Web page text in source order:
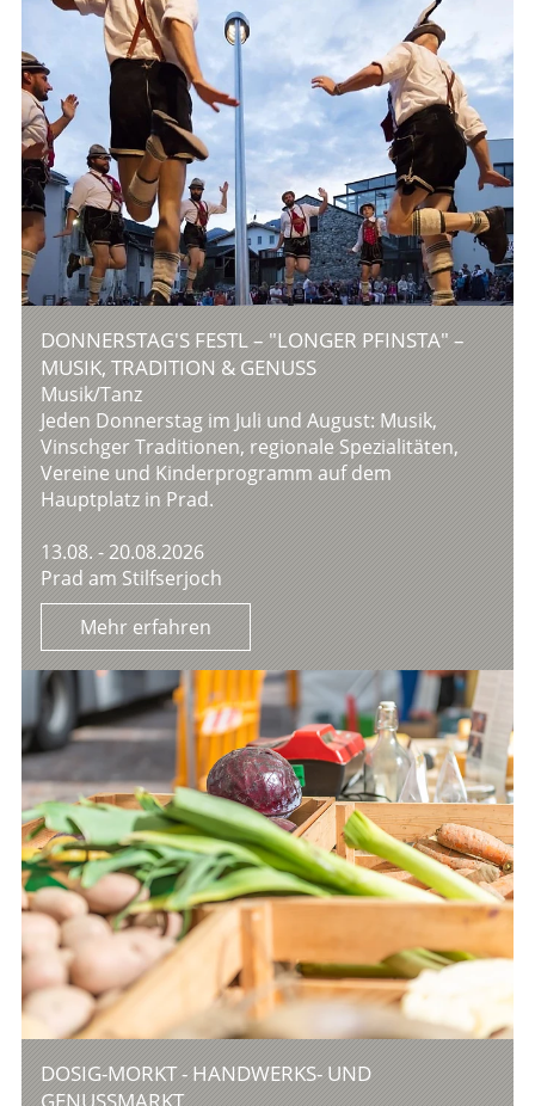
DONNERSTAG'S FESTL – "LONGER PFINSTA" –
MUSIK, TRADITION & GENUSS
Musik/Tanz
Jeden Donnerstag im Juli und August: Musik,
Vinschger Traditionen, regionale Spezialitäten,
Vereine und Kinderprogramm auf dem
Hauptplatz in Prad.
13.08. - 20.08.2026
Prad am Stilfserjoch
Mehr erfahren
DOSIG-MORKT - HANDWERKS- UND
GENUSSMARKT